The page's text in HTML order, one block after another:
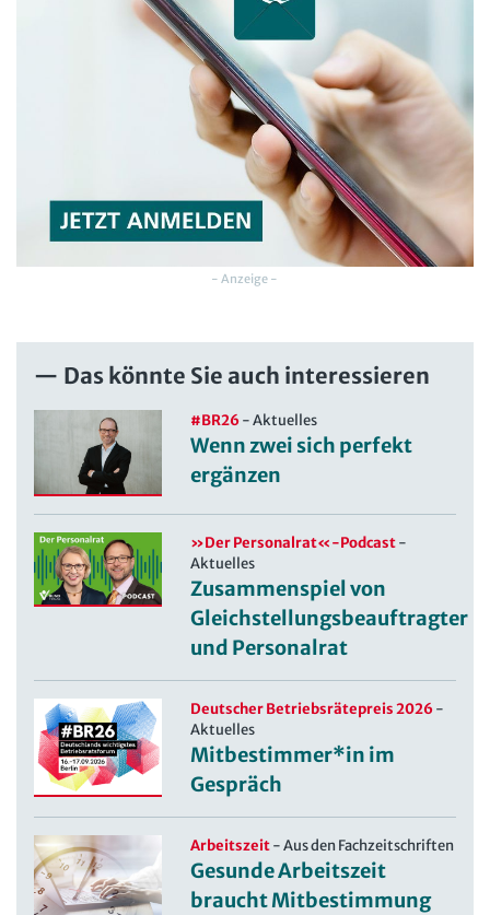
- Anzeige -
Das könnte Sie auch interessieren
#BR26-Aktuelles
Wenn zwei sich perfekt
ergänzen
»Der Personalrat«-Podcast-
Aktuelles
Zusammenspiel von
Gleichstellungsbeauftragter
und Personalrat
Deutscher Betriebsrätepreis 2026-
Aktuelles
Mitbestimmer*in im
Gespräch
Arbeitszeit-Aus den Fachzeitschriften
Gesunde Arbeitszeit
braucht Mitbestimmung